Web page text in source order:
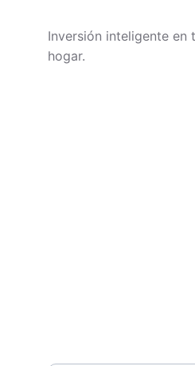
Inversión inteligente en
hogar.